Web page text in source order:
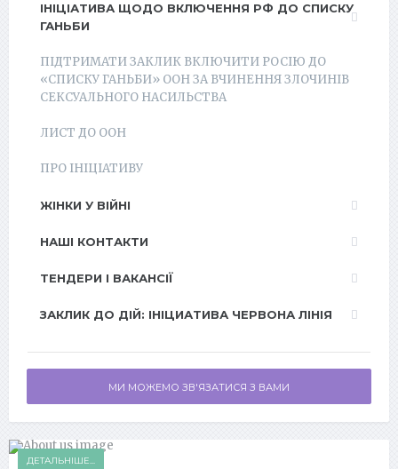
ІНІЦІАТИВА ЩОДО ВКЛЮЧЕННЯ РФ ДО СПИСКУ
ГАНЬБИ
ПІДТРИМАТИ ЗАКЛИК ВКЛЮЧИТИ РОСІЮ ДО
«СПИСКУ ГАНЬБИ» ООН ЗА ВЧИНЕННЯ ЗЛОЧИНІВ
СЕКСУАЛЬНОГО НАСИЛЬСТВА
ЛИСТ ДО ООН
ПРО ІНІЦІАТИВУ
ЖІНКИ У ВІЙНІ
НАШІ КОНТАКТИ
ТЕНДЕРИ І ВАКАНСІЇ
ЗАКЛИК ДО ДІЙ: ІНІЦИАТИВА ЧЕРВОНА ЛІНІЯ
МИ МОЖЕМО ЗВ'ЯЗАТИСЯ З ВАМИ
ДЕТАЛЬНІШЕ...